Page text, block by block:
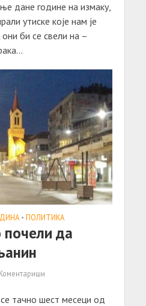
дане године на измаку,
утиске које нам је
би се свели на –
• ПОЛИТИКА
да
Коментариши
тачно шест месеци од